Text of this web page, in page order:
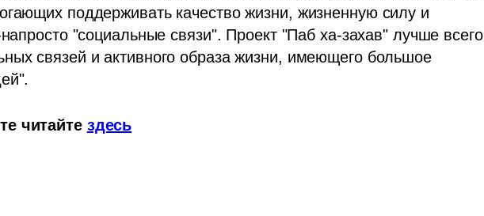
поддерживать качество жизни, жизненную силу и
"социальные связи". Проект "Паб ха-захав" лучше всего
связей и активного образа жизни, имеющего большое
читайте здесь